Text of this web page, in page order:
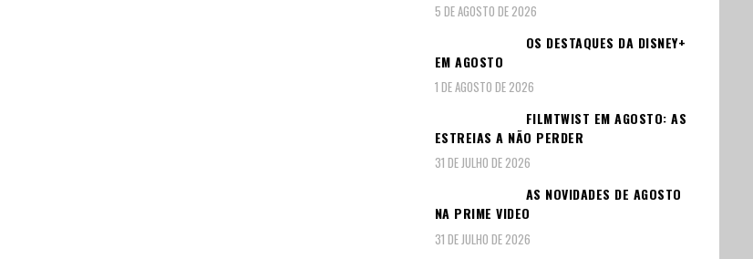
5 DE AGOSTO DE 2026
OS DESTAQUES DA DISNEY+
EM AGOSTO
1 DE AGOSTO DE 2026
FILMTWIST EM AGOSTO: AS
ESTREIAS A NÃO PERDER
31 DE JULHO DE 2026
AS NOVIDADES DE AGOSTO
NA PRIME VIDEO
31 DE JULHO DE 2026